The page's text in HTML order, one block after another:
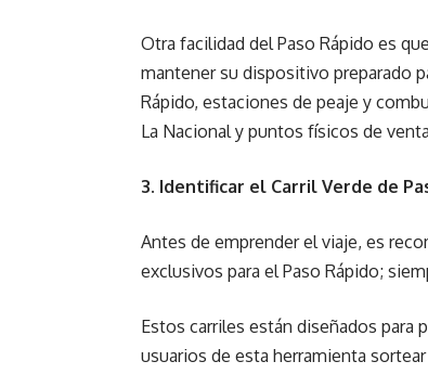
Otra facilidad del Paso Rápido es
mantener su dispositivo preparado
Rápido, estaciones de peaje y
La Nacional y puntos físicos de
3. Identificar el Carril Verde de
Antes de emprender el viaje, es
exclusivos para el Paso Rápido;
Estos carriles están diseñados
usuarios de esta herramienta